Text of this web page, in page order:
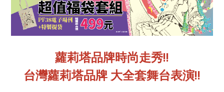
蘿莉塔品牌時尚走秀!!
台灣蘿莉塔品牌 大全套舞台表演!!